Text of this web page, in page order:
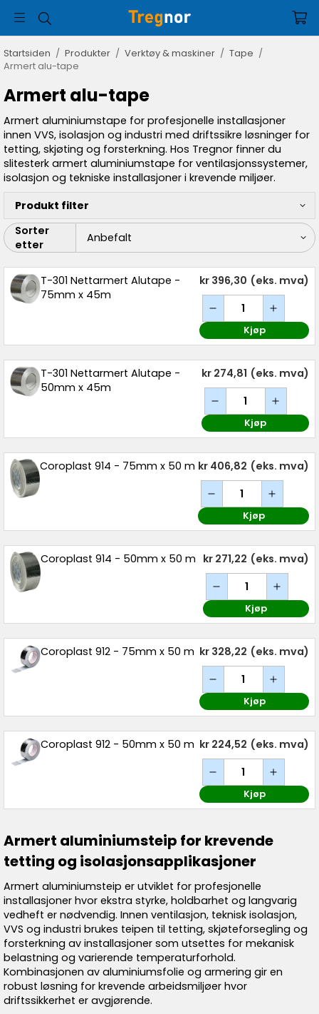
Startsiden / Produkter / Verktøy & maskiner / Tape /
Armert alu-tape
Armert alu-tape
Armert aluminiumstape for profesjonelle installasjoner
innen VVS, isolasjon og industri med driftssikre løsninger for
tetting, skjøting og forsterkning. Hos Tregnor finner du
slitesterk armert aluminiumstape for ventilasjonssystemer,
isolasjon og tekniske installasjoner i krevende miljøer.
Produkt filter
Sorter
etter
T-301 Nettarmert Alutape -
75mm x 45m
kr 396,30 (eks. mva)
Kjøp
T-301 Nettarmert Alutape -
50mm x 45m
kr 274,81 (eks. mva)
Kjøp
Coroplast 914 - 75mm x 50 m kr 406,82 (eks. mva)
Kjøp
Coroplast 914 - 50mm x 50 m kr 271,22 (eks. mva)
Kjøp
Coroplast 912 - 75mm x 50 m kr 328,22 (eks. mva)
Kjøp
Coroplast 912 - 50mm x 50 m kr 224,52 (eks. mva)
Kjøp
Armert aluminiumsteip for krevende
tetting og isolasjonsapplikasjoner
Armert aluminiumsteip er utviklet for profesjonelle
installasjoner hvor ekstra styrke, holdbarhet og langvarig
vedheft er nødvendig. Innen ventilasjon, teknisk isolasjon,
VVS og industri brukes teipen til tetting, skjøteforsegling og
forsterkning av installasjoner som utsettes for mekanisk
belastning og varierende temperaturforhold.
Kombinasjonen av aluminiumsfolie og armering gir en
robust løsning for krevende arbeidsmiljøer hvor
driftssikkerhet er avgjørende.